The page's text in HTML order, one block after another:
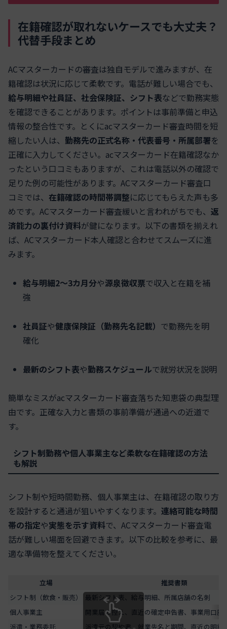
在籍確認が取れないケースでも大丈夫？
代替手段まとめ
ACマスターカードの審査は独自モデルで進みますが、在
籍確認は状況に応じて柔軟です。電話が難しい場合でも、
給与明細や社員証、社会保険証、シフト表などで勤務実態
を確認できることがあります。ポイントは事前準備と申込
情報の整合性です。とくにacマスターカード審査時間を短
縮したい人は、 勤務先の正式名称・代表番号・所属部署を
正確に入力してください。acマスターカード在籍確認なか
ったという口コミもありますが、これは電話以外の確認で
足りた例の可能性があります。ACマスターカード審査口
コミでは、 在籍確認の時間帯調整に応じてもらえた声も多
めです。ACマスターカード審査緩いと言われがちでも、 返
済能力の裏付け資料が鍵になります。以下の書類を揃えれ
ば、ACマスターカード本人確認と合わせてスムーズに進
みます。
給与明細2〜3カ月分や源泉徴収票で収入と在籍を補
強
社員証や健康保険証（勤務先名記載） で勤務先を明
確化
最新のシフト表や勤務スケジュールで就労状況を説明
簡単なミスがacマスターカード審査落ちた知恵袋の典型理
由です。正確な入力と書類の事前準備が通過への近道で
す。
シフト制勤務や個人事業主など柔軟な在籍確認の方法
も解説
シフト制や短時間勤務、個人事業主は、在籍確認の取り方
を設計すると通過が狙いやすくなります。 連絡可能な時間
帯の指定や実態を示す資料で、ACマスターカード審査電
話が難しい場面を回避できます。以下の比較を参考に、最
適な準備物を整えてください。
立場
推奨書類
シフト制（飲食・販売）
最新シフト表、給与明細、所属店舗の名刺
個人事業主
開業届の控え、直近の確定申告書、事業用口座
派遣・業務委託
派遣元の契約書、就業先名と期間、直近の明細